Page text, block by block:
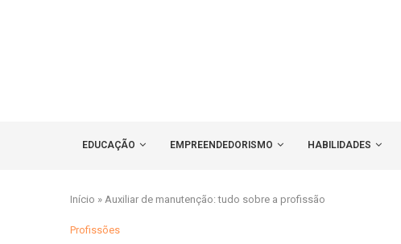
EDUCAÇÃO EMPREENDEDORISMO HABILIDADES
Início » Auxiliar de manutenção: tudo sobre a profissão
Profissões